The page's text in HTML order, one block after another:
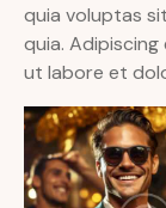
quia voluptas
quia.
ut labore et